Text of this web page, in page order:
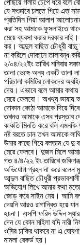
পেছিয়ে গলায় চেপে ধরে বলে
যে সৎভাবে চলতে গিয়ে এত
প্রতিদিন গিয়া আলাপ
করা সহ আমাকে ফুসলাইতে
মেয়ে ব্যবসা করার দরকার
কর। আব্দুল বাছিত চৌধুরী
না করিলে দোকানে তালাবন্ধ
২/০৪/২২ইং তারিখ শনিবার
তালা ভেঙ্গে অন্য একটি তালা
পরিচালা কমিটির লোকদের
দেয়। এভাবে বলে আমার কথায়
মেরে ফেলবো। অখথ্য ভাষায়
দোকান কোঠা আমাকে দিয়ে
তখনও আমাকে এসব প্রস্তাব
কাকতি মিনতি করে বলি
নষ্ট বরতে চান তখন আমাকে
উনার কাছে গিয়ে বলতাম যে
মেরে ফেলবে। দুজন মিলে
গত ৪/৪/২২ ইং তারিখে
অভিযোগ গ্রহন না করে বলেন
আব্দুল বাছিত চৌধুরী
অভিযোগ লিখে আমার কথা মতো
জোড় করে সাইন নেয়। আমি
দেয়নি আরও রাগান্বিত হয়ে
হয়না। এসপি ফরিদ উদ্দিন
দেন যে কোন মহিলা যদি নারী
ওসির চাকির থাকবে না এ
মামলা রেকর্ড হয়।